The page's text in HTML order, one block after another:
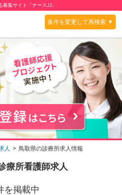
集サイト「ナースJJ」
条件を変更して再検索 ▼
人 鳥取県の診療所求人情報
療所看護師求人
を掲載中